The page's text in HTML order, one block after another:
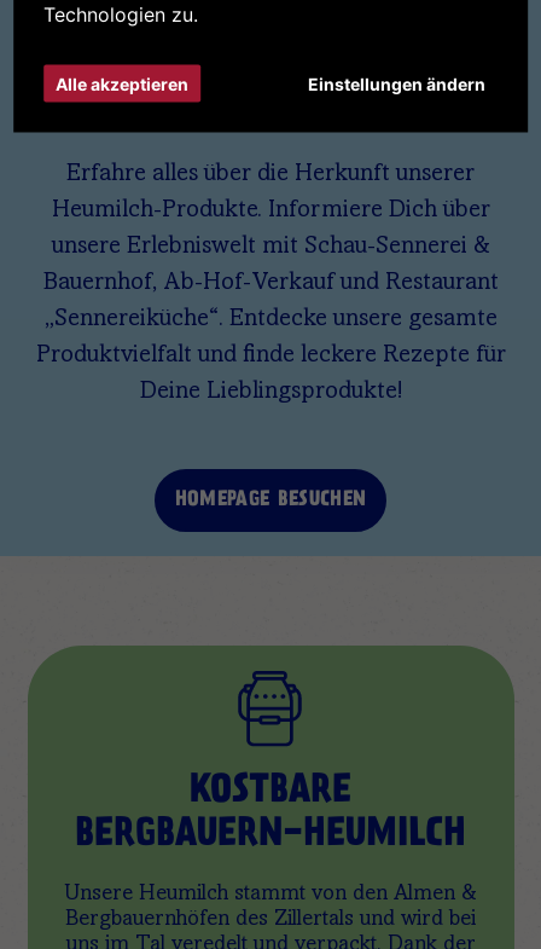
Technologien zu.
Alle akzeptieren Einstellungen ändern
Tauch ein in die
WELT DER HEUMILCH
Erfahre alles über die Herkunft unserer
Heumilch-Produkte. Informiere Dich über
unsere Erlebniswelt mit Schau-Sennerei &
Bauernhof, Ab-Hof-Verkauf und Restaurant
„Sennereiküche“. Entdecke unsere gesamte
Produktvielfalt und finde leckere Rezepte für
Deine Lieblingsprodukte!
HOMEPAGE BESUCHEN
KOSTBARE
BERGBAUERN-HEUMILCH
Unsere Heumilch stammt von den Almen &
Bergbauernhöfen des Zillertals und wird bei